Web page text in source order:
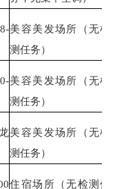
美容美发场所（无检
测任务）
美容美发场所（无检
测任务）
美容美发场所（无检
测任务）
住宿场所（无检测任